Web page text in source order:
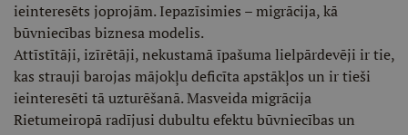
ieinteresēts joprojām. Iepazīsimies – migrācija, kā
būvniecības biznesa modelis.
Attīstītāji, izīrētāji, nekustamā īpašuma lielpārdevēji ir tie,
kas strauji barojas mājokļu deficīta apstākļos un ir tieši
ieinteresēti tā uzturēšanā. Masveida migrācija
Rietumeiropā radījusi dubultu efektu būvniecības un